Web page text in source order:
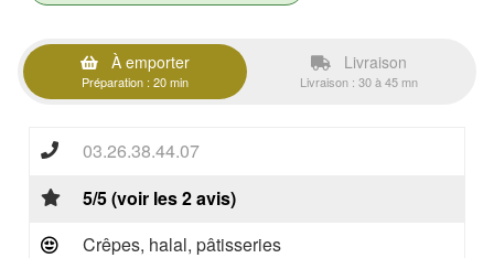
À emporter
Préparation : 20 min
Livraison
Livraison : 30 à 45 mn
03.26.38.44.07
5/5 (voir les 2 avis)
Crêpes, halal, pâtisseries